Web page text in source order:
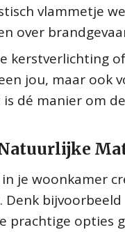
vlammetje
over
kerstverlichting
jou, maar ook
dé manier om
je woonkamer
Denk
prachtige